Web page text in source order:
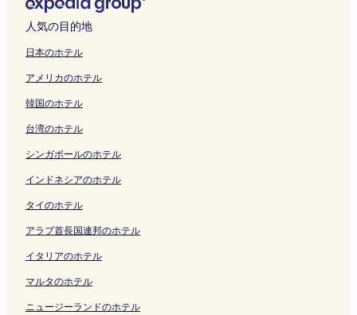
ク
ク
ー
ジ
を
開
リ
ク
b
a
の
ペ
ジ
開
く
リ
ン
i
y
の
ー
を
開
く
リ
ク
ジ
を
開
く
ン
ン
ク
o
D
i
h
z
e
n
の
ー
を
く
リ
ン
ク
i
n
o
ペ
ジ
を
開
く
ン
r
i
d
H
n
a
d
o
a
i
ペ
ー
ジ
を
く
n
t
i
ペ
ジ
を
開
く
ン
の
ペ
ー
ジ
開
リ
ン
ク
a
m
b
k
R
y
o
k
n
ペ
ジ
を
開
く
ン
ー
ジ
を
開
リ
ク
n
S
k
r
の
ペ
ー
ジ
開
リ
ク
の
ペ
ー
ジ
開
リ
ン
ク
e
t
u
ペ
ジ
を
開
く
ン
o
の
ペ
ー
を
く
リ
ン
ク
O
n
e
S
t
o
n
o
u
a
a
k
u
の
ー
人気の目的地
日本のホテル
アメリカのホテル
韓国のホテル
台湾のホテル
シンガポールのホテル
インドネシアのホテル
タイのホテル
アラブ首長国連邦のホテル
イタリアのホテル
マルタのホテル
ニュージーランドのホテル